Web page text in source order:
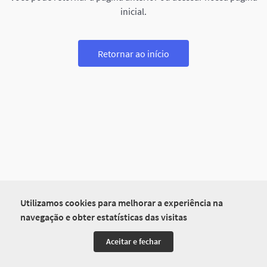
Utilizamos cookies para melhorar a experiência na
navegação e obter estatísticas das visitas
Aceitar e fechar
inicial.
Retornar ao início